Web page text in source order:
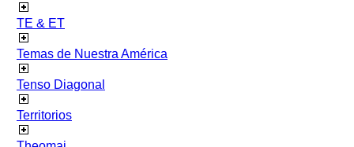
TE & ET
Temas de Nuestra América
Tenso Diagonal
Territorios